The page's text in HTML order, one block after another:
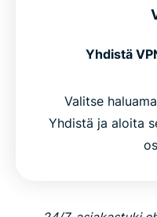
Yhdistä
Valitse
Yhdistä ja aloita